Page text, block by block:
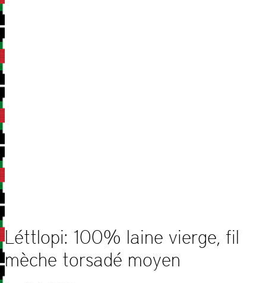
Léttlopi: 100% laine vierge, fil
mèche torsadé moyen